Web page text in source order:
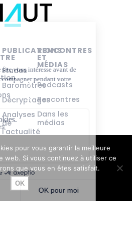
PUBLICATIONS
Études
Baromètres
Décryptages
Analyses
de
l'actualité
Tous
éducateurs
!
RENCONTRES
ET
MÉDIAS
Podcasts
Rencontres
Dans les
médias
pour vous garantir la meilleure
web. Si vous continuez à utiliser ce
que vous en êtes satisfait.
OK